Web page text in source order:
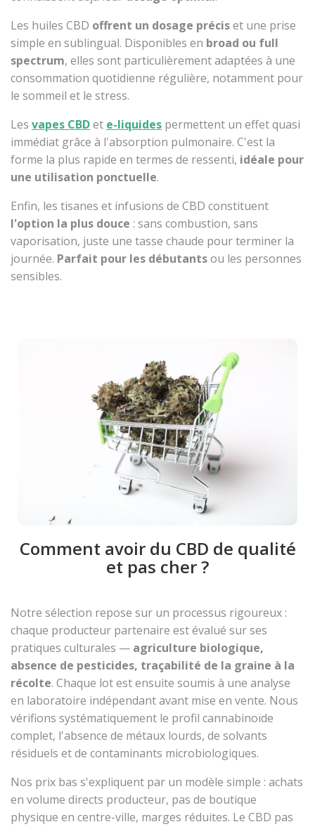
Les huiles CBD offrent un dosage préciset une prise
simple en sublingual. Disponibles en broad ou full
spectrum, elles sont particulièrement adaptées à une
consommation quotidienne régulière, notamment pour
le sommeil et le stress.
Les vapes CBDet e-liquides permettent un effet quasi
immédiat grâce à l'absorption pulmonaire. C'est la
forme la plus rapide en termes de ressenti, idéale pour
une utilisation ponctuelle.
Enfin, les tisanes et infusions de CBD constituent
l'option la plus douce : sans combustion, sans
vaporisation, juste une tasse chaude pour terminer la
journée. Parfait pour les débutantsou les personnes
sensibles.
Comment avoir du CBD de qualité
et pas cher ?
Notre sélection repose sur un processus rigoureux :
chaque producteur partenaire est évalué sur ses
pratiques culturales — agriculture biologique,
absence de pesticides, traçabilité de la graine à la
récolte. Chaque lot est ensuite soumis à une analyse
en laboratoire indépendant avant mise en vente. Nous
vérifions systématiquement le profil cannabinoïde
complet, l'absence de métaux lourds, de solvants
résiduels et de contaminants microbiologiques.
Nos prix bas s'expliquent par un modèle simple : achats
en volume directs producteur, pas de boutique
physique en centre-ville, marges réduites. Le CBD pas